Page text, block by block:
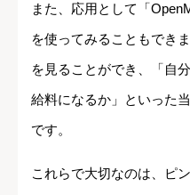
また、応用として「
を使ってみることもでき
を見ることができ、「自
給料になるか」といった
です。
これらで大切なのは、ピ